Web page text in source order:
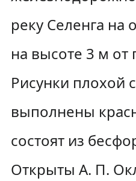
реку Селенга на
на высоте 3 м
Рисунки плохой
выполнены
состоят из
Открыты А. П.